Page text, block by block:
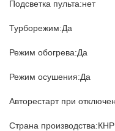
Подсветка пульта:нет
Турборежим:Да
Режим обогрева:Да
Режим осушения:Да
Авторестарт при
Страна производства:КНР